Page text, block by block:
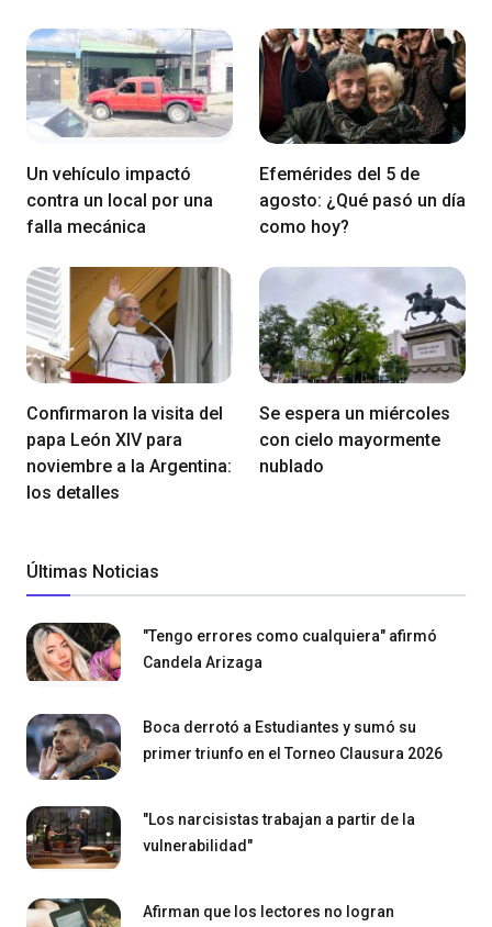
Un vehículo impactó
contra un local por una
falla mecánica
Efemérides del 5 de
agosto: ¿Qué pasó un día
como hoy?
Confirmaron la visita del
papa León XIV para
noviembre a la Argentina:
los detalles
Se espera un miércoles
con cielo mayormente
nublado
Últimas Noticias
"Tengo errores como cualquiera" afirmó
Candela Arizaga
Boca derrotó a Estudiantes y sumó su
primer triunfo en el Torneo Clausura 2026
"Los narcisistas trabajan a partir de la
vulnerabilidad"
Afirman que los lectores no logran